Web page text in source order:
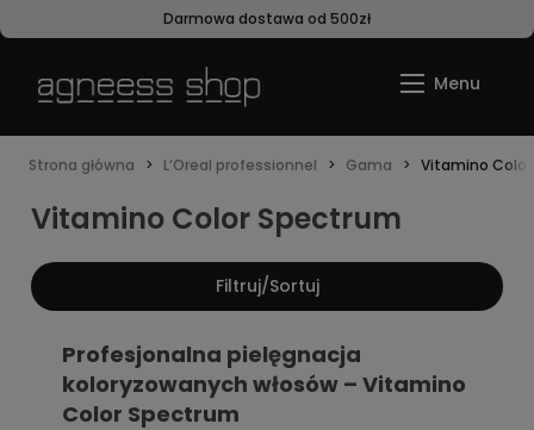
Darmowa dostawa od 500zł
Strona główna L’Oreal professionnel Gama Vitamino
Vitamino Color Spectrum
Filtruj/Sortuj
Profesjonalna pielęgnacja
koloryzowanych włosów – Vitamino
Color Spectrum